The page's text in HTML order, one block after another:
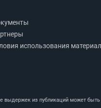
использования
из публикаций может